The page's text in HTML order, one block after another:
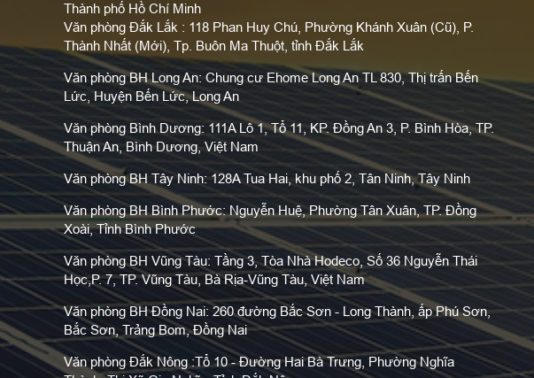
Thành phố Hồ Chí Minh
Văn phòng Đắk Lắk : 118 Phan Huy Chú, Phường Khánh Xuân (Cũ), P.
Thành Nhất (Mới), Tp. Buôn Ma Thuột, tỉnh Đắk Lắk
Văn phòng BH Long An: Chung cư Ehome Long An TL 830, Thị trấn Bến
Lức, Huyện Bến Lức, Long An
Văn phòng Bình Dương: 111A Lô 1, Tổ 11, KP. Đồng An 3, P. Bình Hòa, TP.
Thuận An, Bình Dương, Việt Nam
Văn phòng BH Tây Ninh: 128A Tua Hai, khu phố 2, Tân Ninh, Tây Ninh
Văn phòng BH Bình Phước: Nguyễn Huệ, Phường Tân Xuân, TP. Đồng
Xoài, Tỉnh Bình Phước
Văn phòng BH Vũng Tàu: Tầng 3, Tòa Nhà Hodeco, Số 36 Nguyễn Thái
Học,P. 7, TP. Vũng Tàu, Bà Rịa-Vũng Tàu, Việt Nam
Văn phòng BH Đồng Nai: 260 đường Bắc Sơn - Long Thành, ấp Phú Sơn,
Bắc Sơn, Trảng Bom, Đồng Nai
Văn phòng Đắk Nông :Tổ 10 - Đường Hai Bà Trưng, Phường Nghĩa